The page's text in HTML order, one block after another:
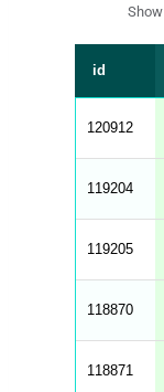
p
a
b
e
_
r
n
e
d
s
r
Show
id
120912
119204
119205
118870
118871